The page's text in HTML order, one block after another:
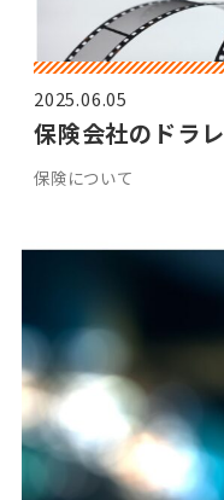
2025.06.05
保険会社のドラ
保険について